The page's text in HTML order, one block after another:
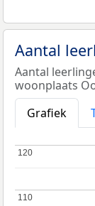
Aantal
Aantal
woonplaats
Grafiek
110
110
120
120